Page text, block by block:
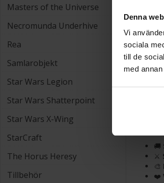
Denna
Vi
sociala
till de
med
Masters of the Universe
Necromunda Underhive
Rea
Samlarobjekt
Star Wars Legion
Star Wars Shatterpoint
Star Wars X-Wing
StarCraft
The Horus Heresy
Tillbehör
🎨
🚚
⚔️
🎨
❤️